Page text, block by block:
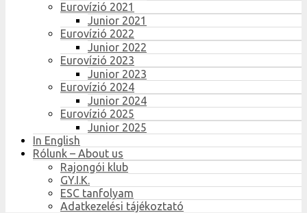
Eurovízió 2021
Junior 2021
Eurovízió 2022
Junior 2022
Eurovízió 2023
Junior 2023
Eurovízió 2024
Junior 2024
Eurovízió 2025
Junior 2025
In English
Rólunk – About us
Rajongói klub
GY.I.K.
ESC tanfolyam
Adatkezelési tájékoztató